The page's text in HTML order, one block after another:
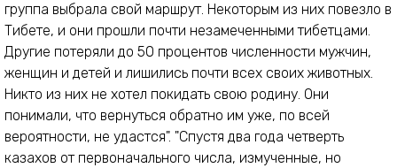
группа выбрала свой маршрут. Некоторым из них повезло в
Тибете, и они прошли почти незамеченными тибетцами.
Другие потеряли до 50 процентов численности мужчин,
женщин и детей и лишились почти всех своих животных.
Никто из них не хотел покидать свою родину. Они
понимали, что вернуться обратно им уже, по всей
вероятности, не удастся". "Спустя два года четверть
казахов от первоначального числа, измученные, но